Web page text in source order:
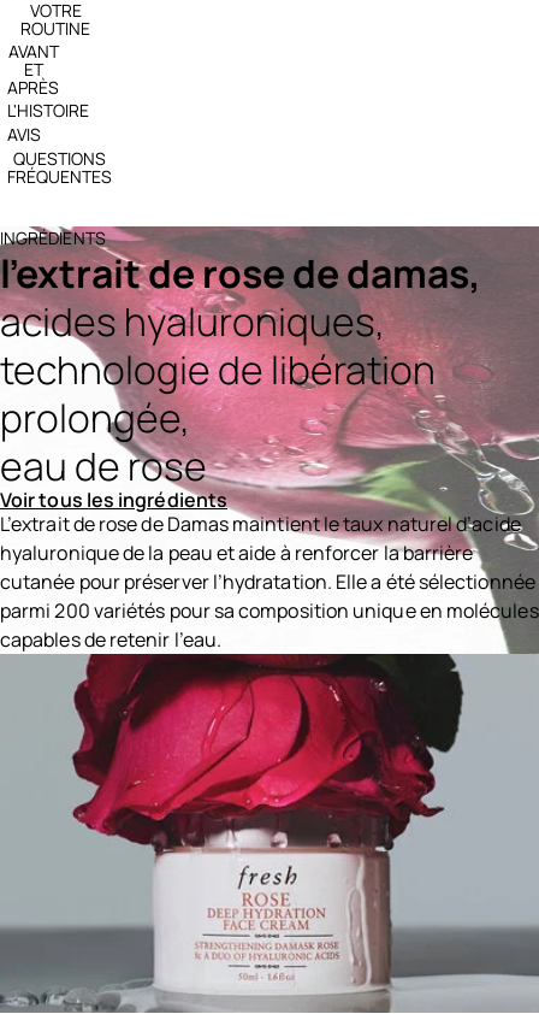
VOTRE
ROUTINE
AVANT
ET
APRÈS
L'HISTOIRE
AVIS
QUESTIONS
FRÉQUENTES
INGRÉDIENTS
l’extrait de rose de damas,
acides hyaluroniques,
technologie de libération
prolongée,
eau de rose
Voir tous les ingrédients
L’extrait de rose de Damas maintient le taux naturel d’acide
hyaluronique de la peau et aide à renforcer la barrière
cutanée pour préserver l’hydratation. Elle a été sélectionnée
parmi 200 variétés pour sa composition unique en molécules
capables de retenir l’eau.
Ingredients menu title